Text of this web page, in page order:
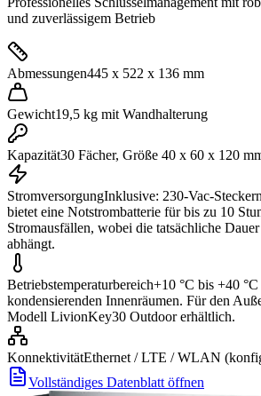
und zuverlässigem Betrieb
Abmessungen445 x 522 x 136 mm
Gewicht19,5 kg mit Wandhalterung
Kapazität30 Fächer, Größe 40 x 60 x 120
StromversorgungInklusive: 230-Vac-
bietet eine Notstrombatterie für bis zu 10
Stromausfällen, wobei die tatsächliche
abhängt.
Betriebstemperaturbereich+10 °C bis +40
kondensierenden Innenräumen. Für den
Modell LivionKey30 Outdoor erhältlich.
KonnektivitätEthernet / LTE / WLAN
Vollständiges Datenblatt öffnen